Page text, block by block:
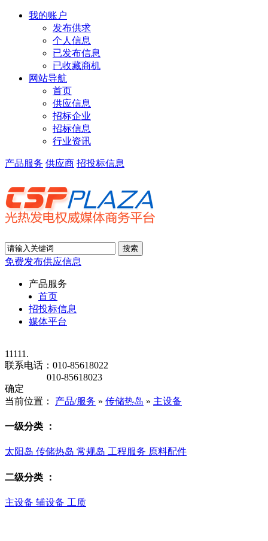
我的账户
发布供求
个人信息
已发布信息
已收藏商机
网站导航
首页
供应信息
招标企业
招标信息
行业资讯
产品服务 供应商 招投标信息
免费发布供应信息
产品服务
首页
招投标信息
媒体平台
11111.
联系电话： 010-85618022
010-85618023
确定
当前位置： 产品/服务 » 传储热岛 » 主设备
一级分类 ：
太阳岛 传储热岛 常规岛 工程服务 原料配件
二级分类 ：
主设备 辅设备 工质